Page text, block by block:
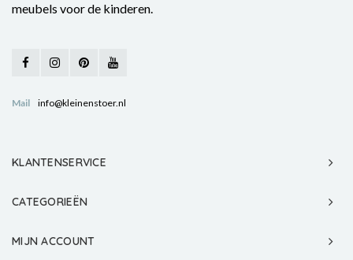
meubels voor de kinderen.
Mail info@kleinenstoer.nl
KLANTENSERVICE
CATEGORIEËN
MIJN ACCOUNT